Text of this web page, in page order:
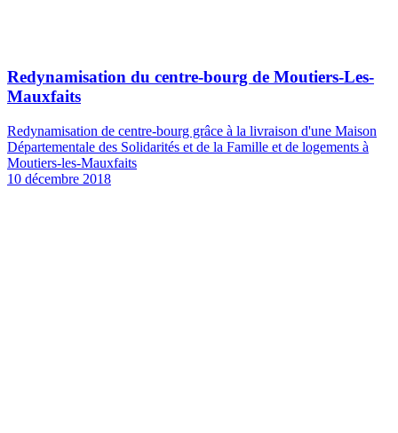
Redynamisation du centre-bourg de Moutiers-Les-
Mauxfaits
Redynamisation de centre-bourg grâce à la livraison d'une Maison
Départementale des Solidarités et de la Famille et de logements à
Moutiers-les-Mauxfaits
10 décembre 2018